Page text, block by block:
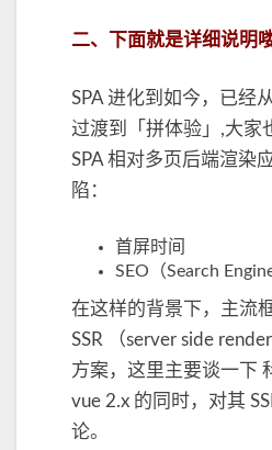
二、下面就是详细说明喽
SPA 进化到如今，已经
过渡到「拼体验」,大家
SPA 相对多页后端渲染
陷：
首屏时间
SEO（Search
在这样的背景下，主流
SSR （server side
方案，这里主要谈一下
vue 2.x 的同时，对其
论。